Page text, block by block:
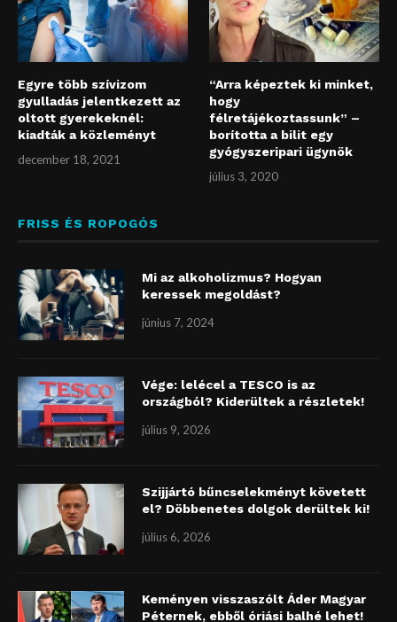
Egyre több szívizom
gyulladás jelentkezett az
oltott gyerekeknél:
kiadták a közleményt
december 18, 2021
“Arra képeztek ki minket,
hogy
félretájékoztassunk” –
borította a bilit egy
gyógyszeripari ügynök
július 3, 2020
FRISS ÉS ROPOGÓS
Mi az alkoholizmus? Hogyan
keressek megoldást?
június 7, 2024
Vége: lelécel a TESCO is az
országból? Kiderültek a részletek!
július 9, 2026
Szijjártó bűncselekményt követett
el? Döbbenetes dolgok derültek ki!
július 6, 2026
Keményen visszaszólt Áder Magyar
Péternek, ebből óriási balhé lehet!